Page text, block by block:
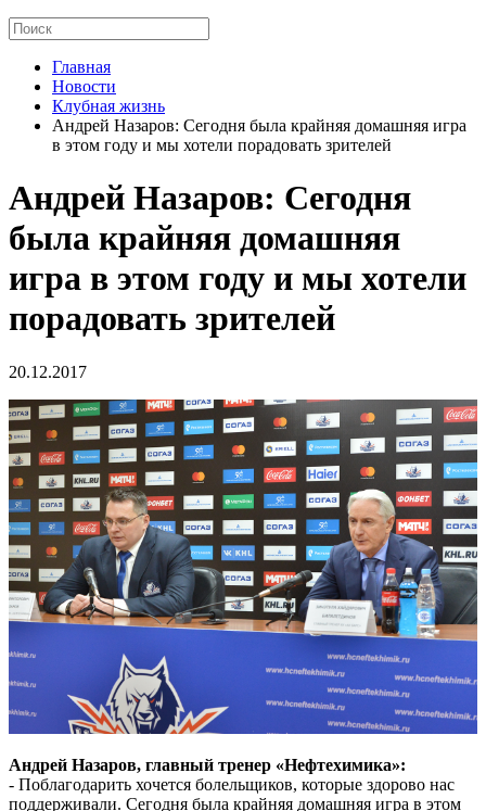
Главная
Новости
Клубная жизнь
Андрей Назаров: Сегодня была крайняя домашняя игра
в этом году и мы хотели порадовать зрителей
Андрей Назаров: Сегодня
была крайняя домашняя
игра в этом году и мы хотели
порадовать зрителей
20.12.2017
Андрей Назаров, главный тренер «Нефтехимика»:
- Поблагодарить хочется болельщиков, которые здорово нас
поддерживали. Сегодня была крайняя домашняя игра в этом